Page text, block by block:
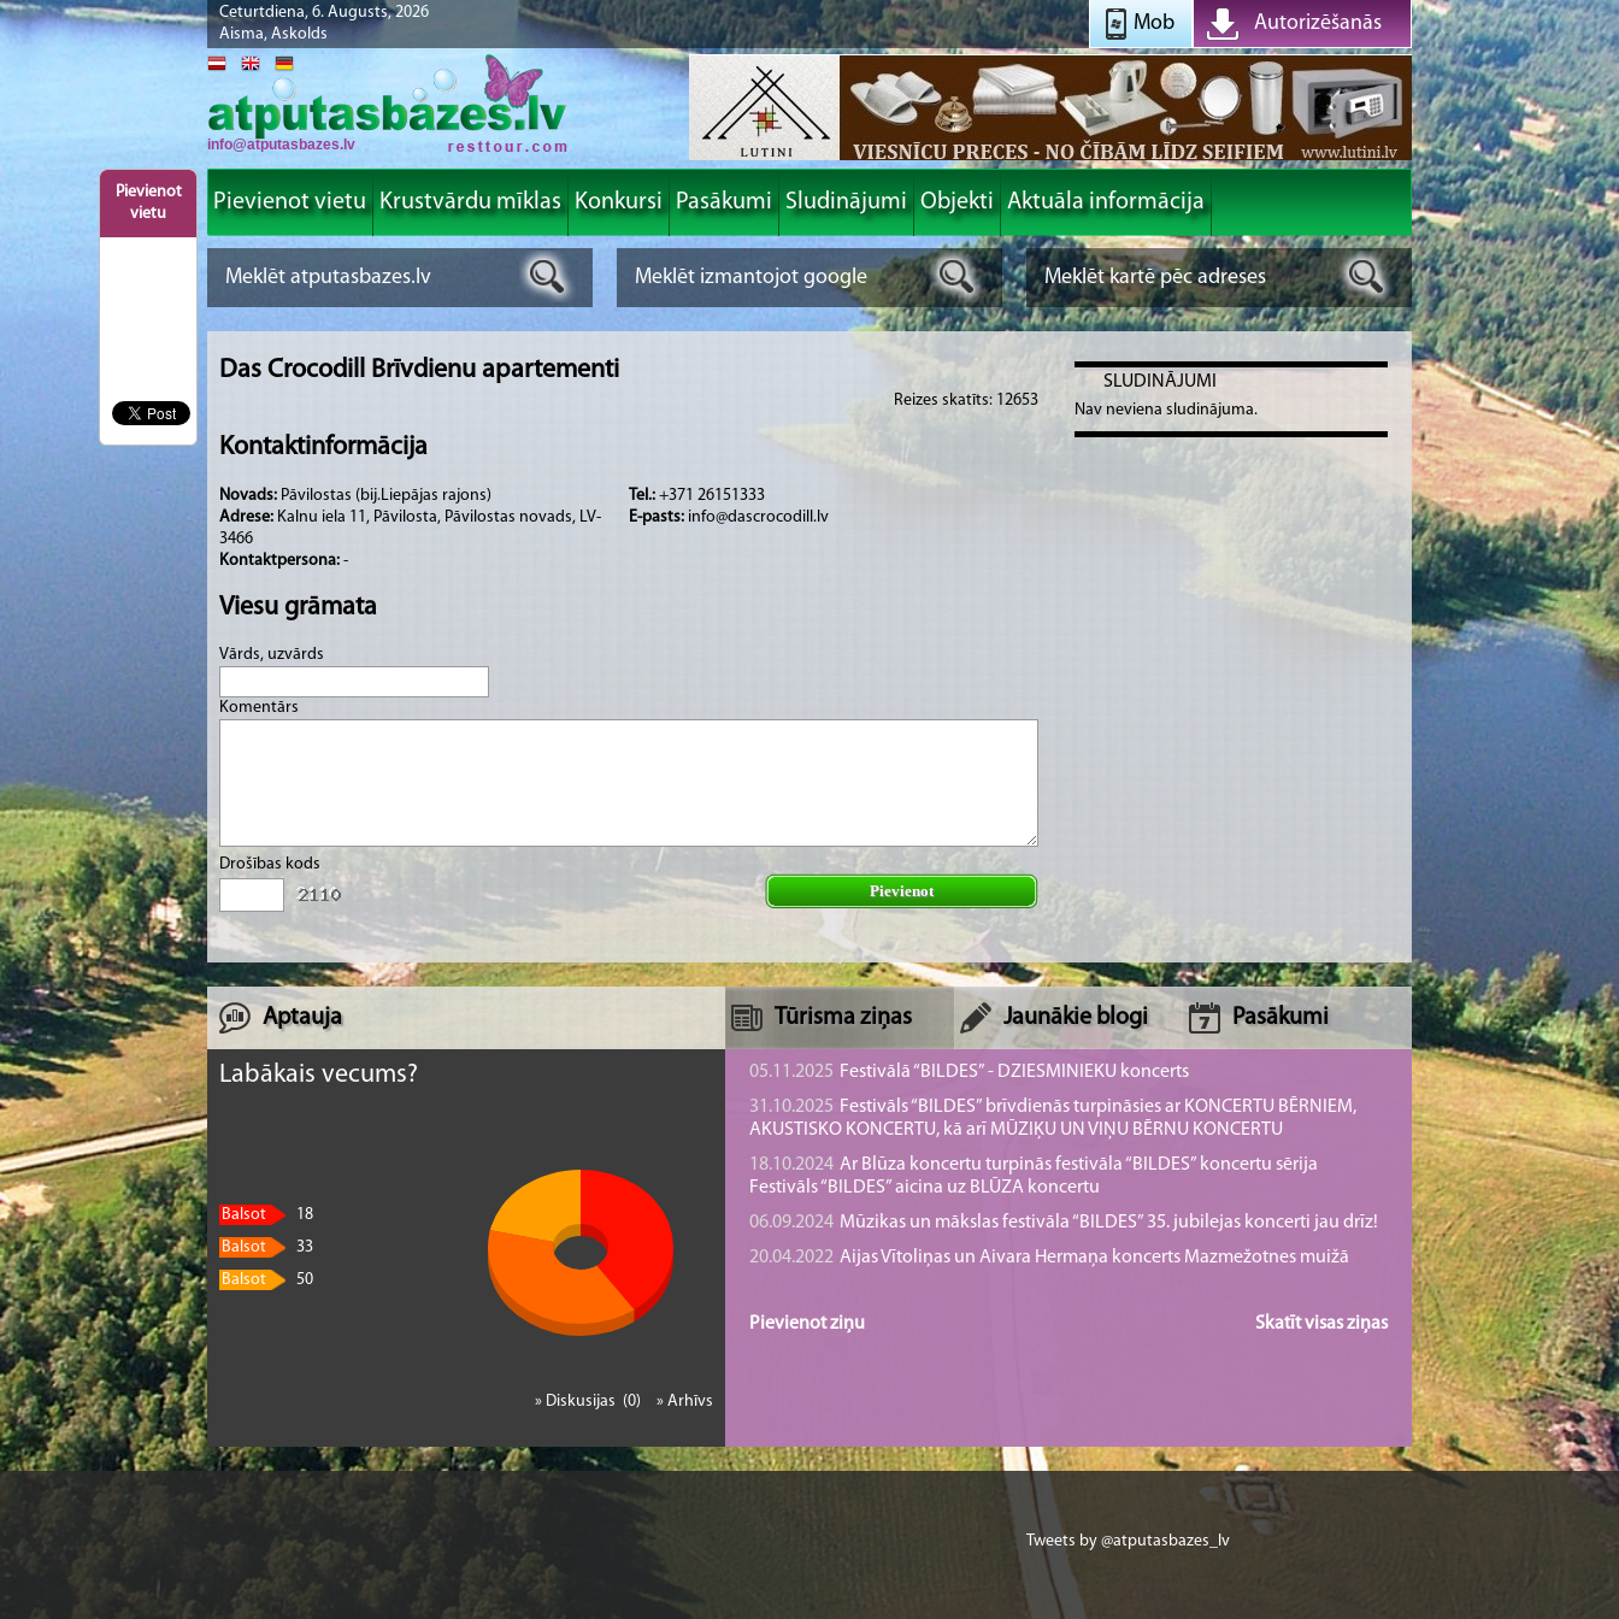
Ceturtdiena, 6. Augusts, 2026
Aisma, Askolds
Autorizēšanās
Mob
Pievienot
vietu
info@atputasbazes.lv
Pievienot vietu Krustvārdu mīklas Konkursi Pasākumi Sludinājumi Objekti Aktuāla informācija
Das Crocodill Brīvdienu apartementi
Reizes skatīts: 12653
Kontaktinformācija
Novads: Pāvilostas (bij.Liepājas rajons)
Adrese: Kalnu iela 11, Pāvilosta, Pāvilostas novads, LV-
3466
Kontaktpersona: -
Tel.: +371 26151333
E-pasts: info@dascrocodill.lv
Viesu grāmata
Vārds, uzvārds
Komentārs
Drošības kods
Pievienot
SLUDINĀJUMI
Nav neviena sludinājuma.
Aptauja
Labākais vecums?
Balsot
18
Balsot
33
Balsot
50
» Arhīvs
» Diskusijas (0)
Tūrisma ziņas Jaunākie blogi Pasākumi
05.11.2025 Festivālā “BILDES” - DZIESMINIEKU koncerts
31.10.2025 Festivāls “BILDES” brīvdienās turpināsies ar KONCERTU BĒRNIEM,
AKUSTISKO KONCERTU, kā arī MŪZIĶU UN VIŅU BĒRNU KONCERTU
18.10.2024 Ar Blūza koncertu turpinās festivāla “BILDES” koncertu sērija
Festivāls “BILDES” aicina uz BLŪZA koncertu
06.09.2024 Mūzikas un mākslas festivāla “BILDES” 35. jubilejas koncerti jau drīz!
20.04.2022 Aijas Vītoliņas un Aivara Hermaņa koncerts Mazmežotnes muižā
Skatīt visas ziņas
Pievienot ziņu
Tweets by @atputasbazes_lv